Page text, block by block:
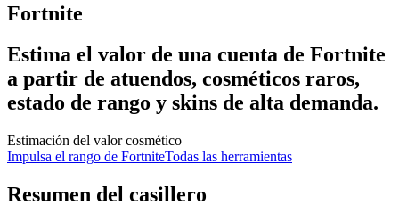
Fortnite
Estima el valor de una cuenta de Fortnite
a partir de atuendos, cosméticos raros,
estado de rango y skins de alta demanda.
Estimación del valor cosmético
Impulsa el rango de FortniteTodas las herramientas
Resumen del casillero